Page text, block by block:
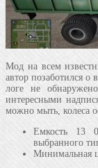
Мод на всем
автор позаботился
логе не
интересными
можно мыть, колеса
Емкость 13
выбранного
Минимальная